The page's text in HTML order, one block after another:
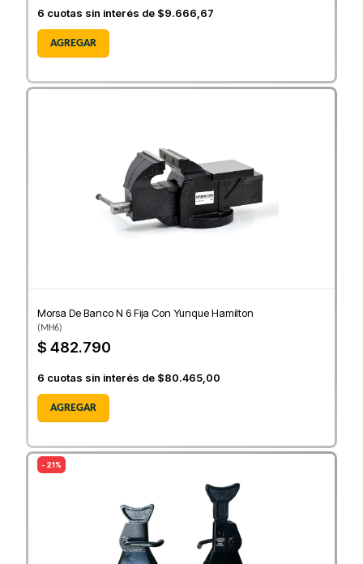
6 cuotas sin interés de $9.666,67
AGREGAR
Morsa De Banco N 6 Fija Con Yunque Hamilton
(MH6)
$ 482.790
6 cuotas sin interés de $80.465,00
AGREGAR
- 21%